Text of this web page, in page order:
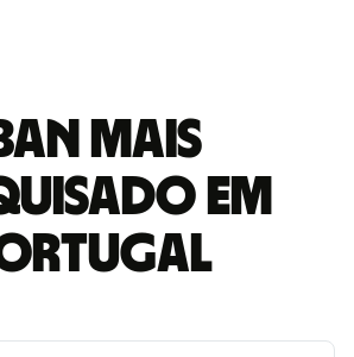
mais
em